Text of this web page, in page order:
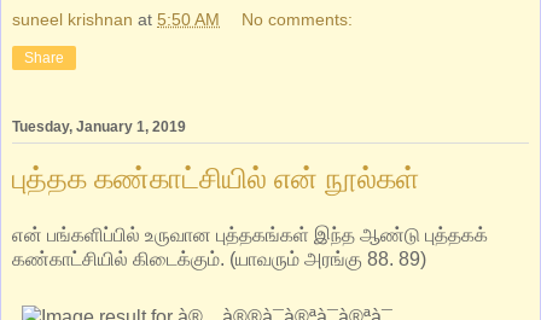
suneel krishnan at 5:50 AM No comments:
Share
Tuesday, January 1, 2019
புத்தக கண்காட்சியில் என் நூல்கள்
என் பங்களிப்பில் உருவான புத்தகங்கள் இந்த ஆண்டு புத்தகக்
கண்காட்சியில் கிடைக்கும். (யாவரும் அரங்கு 88. 89)